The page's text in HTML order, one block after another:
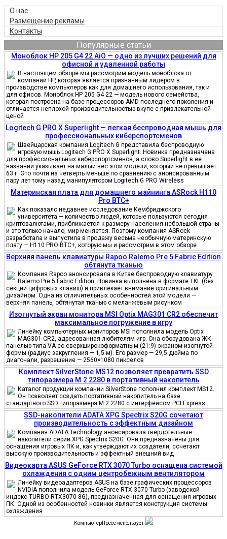
О нас
Размещение рекламы
Контакты
Популярные статьи
Моноблок HP 205 G4 22 AiO — одно из лучших решений для
офисной и удаленной работы
В настоящем обзоре мы рассмотрим модель моноблока от
компании HP, которая является признанным лидером в
производстве компьютеров как для домашнего использования, так и
для офисов. Моноблок HP 205 G4 22 — модель нового семейства,
которая построена на базе процессоров AMD последнего поколения и
отличается неплохой производительностью вкупе с привлекательной
ценой
Logitech G PRO X Superlight — легкая беспроводная мышь для
профессиональных киберспортсменов
Швейцарская компания Logitech G представила беспроводную
игровую мышь Logitech G PRO X Superlight. Новинка предназначена
для профессиональных киберспортсменов, а слово Superlight в ее
названии указывает на малый вес этой модели, который не превышает
63 г. Это почти на четверть меньше по сравнению с анонсированным
пару лет тому назад манипулятором Logitech G PRO Wireless
Материнская плата для домашнего майнинга ASRock H110
Pro BTC+
Как показало недавнее исследование Кембриджского
университета — количество людей, которые пользуются сегодня
криптовалютами, приближается к размеру населения небольшой страны
и это только начало, мир меняется. Поэтому компания ASRock
разработала и выпустила в продажу весьма необычную материнскую
плату — H110 PRO BTC+, которую мы и рассмотрим в этом обзоре
Верхняя панель клавиатуры Rapoo Ralemo Pre 5 Fabric Edition
обтянута тканью
Компания Rapoo анонсировала в Китае беспроводную клавиатуру
Ralemo Pre 5 Fabric Edition. Новинка выполнена в формате TKL (без
секции цифровых клавиш) и привлекает внимание оригинальным
дизайном. Одна из отличительных особенностей этой модели —
верхняя панель, обтянутая тканью с меланжевым рисунком
Изогнутый экран монитора MSI Optix MAG301 CR2 обеспечит
максимальное погружение в игру
Линейку компьютерных мониторов MSI пополнила модель Optix
MAG301 CR2, адресованная любителям игр. Она оборудована ЖК-
панелью типа VA со сверхширокоформатным (21:9) экраном изогнутой
формы (радиус закругления — 1,5 м). Его размер — 29,5 дюйма по
диагонали, разрешение — 2560×1080 пикселов
Комплект SilverStone MS12 позволяет превратить SSD
типоразмера M.2 2280 в портативный накопитель
Каталог продукции компании SilverStone пополнил комплект MS12.
Он позволяет создать портативный накопитель на базе
стандартного SSD типоразмера M.2 2280 с интерфейсом PCI Express
SSD-накопители ADATA XPG Spectrix S20G сочетают
производительность с эффектным дизайном
Компания ADATA Technology анонсировала твердотельные
накопители серии XPG Spectrix S20G. Они предназначены для
оснащения игровых ПК и, как утверждают их создатели, сочетают
высокую производительность и эффектный внешний вид
Видеокарта ASUS GeForce RTX 3070 Turbo оснащена системой
охлаждения с одним центробежным вентилятором
Линейку видеоадаптеров ASUS на базе графических процессоров
NVIDIA пополнила модель GeForce RTX 3070 Turbo (заводской
индекс TURBO-RTX3070-8G), предназначенная для оснащения игровых
ПК. Одной из особенностей новинки является конструкция системы
охлаждения
КомпьютерПресс использует